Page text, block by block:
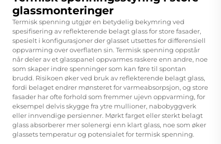
glassmonteringer
Termisk spenning utgjør en betydelig bekymring ved
spesifisering av reflekterende belagt glass for store fasader,
spesielt i konfigurasjoner der glasset utsettes for differensiell
oppvarming over overflaten sin. Termisk spenning oppstår
når deler av et glasspanel oppvarmes raskere enn andre, noe
som skaper indre spenninger som kan føre til spontan
brudd. Risikoen øker ved bruk av reflekterende belagt glass,
fordi belaget endrer mønsteret for varmeabsorpsjon, og store
fasader har ofte forhold som fremmer ujevn oppvarming, for
eksempel delvis skygge fra ytre mullioner, nabobyggverk
eller innvendige persienner. Mørkt farget eller sterkt belagt
glass absorberer mer solenergi enn klart glass, noe som øker
glassets temperatur og potensialet for termisk spenning.